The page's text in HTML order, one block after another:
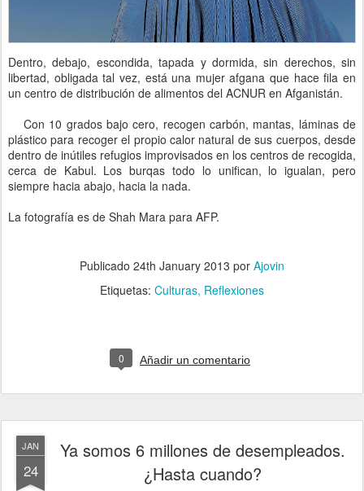
Dentro, debajo, escondida, tapada y dormida, sin derechos, sin
libertad, obligada tal vez, está una mujer afgana que hace fila en
un centro de distribución de alimentos del ACNUR en Afganistán.
Con 10 grados bajo cero, recogen carbón, mantas, láminas de
plástico para recoger el propio calor natural de sus cuerpos, desde
dentro de inútiles refugios improvisados en los centros de recogida,
cerca de Kabul. Los burqas todo lo unifican, lo igualan, pero
siempre hacia abajo, hacia la nada.
La fotografía es de Shah Mara para AFP.
Publicado 24th January 2013 por Ajovin
Etiquetas: Culturas Reflexiones
0 Añadir un comentario
JAN
24
Ya somos 6 millones de desempleados.
¿Hasta cuando?